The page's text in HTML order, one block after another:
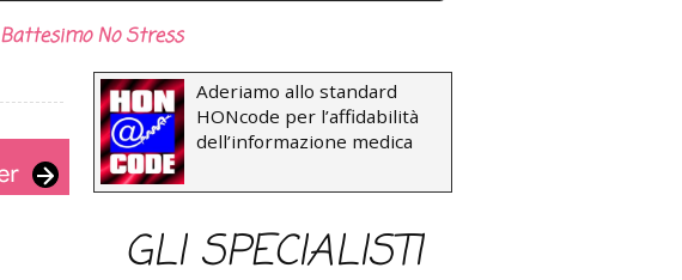
Battesimo No Stress
Aderiamo allo standard
HONcode per l’affidabilità
dell’informazione medica
GLI SPECIALISTI